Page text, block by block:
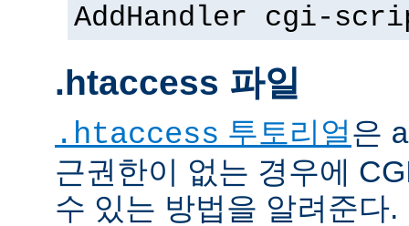
AddHandler cgi-
.htaccess 파일
.htaccess 투토리얼은
근권한이 없는 경우에
수 있는 방법을 알려준다.